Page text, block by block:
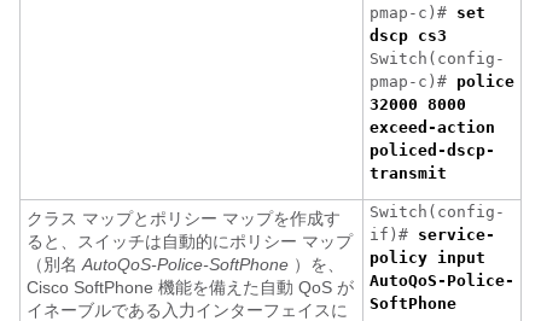
pmap-c)# set
dscp cs3
Switch(config-
pmap-c)# police
32000 8000
exceed-action
policed-dscp-
transmit
クラス マップとポリシー マップを作成す
ると、スイッチは自動的にポリシー マップ
（別名 AutoQoS-Police-SoftPhone ）を、
Cisco SoftPhone 機能を備えた自動 QoS が
イネーブルである入力インターフェイスに
Switch(config-
if)# service-
policy input
AutoQoS-Police-
SoftPhone